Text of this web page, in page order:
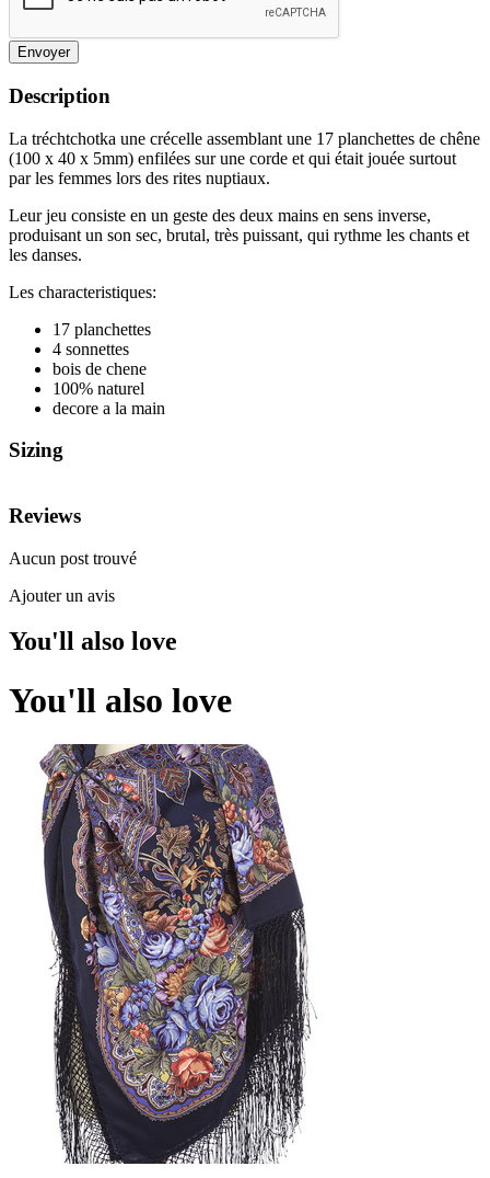
Envoyer
Description
La tréchtchotka une crécelle assemblant une 17 planchettes de chêne
(100 x 40 x 5mm) enfilées sur une corde et qui était jouée surtout
par les femmes lors des rites nuptiaux.
Leur jeu consiste en un geste des deux mains en sens inverse,
produisant un son sec, brutal, très puissant, qui rythme les chants et
les danses.
Les characteristiques:
17 planchettes
4 sonnettes
bois de chene
100% naturel
decore a la main
Sizing
Reviews
Aucun post trouvé
Ajouter un avis
You'll also love
You'll also love